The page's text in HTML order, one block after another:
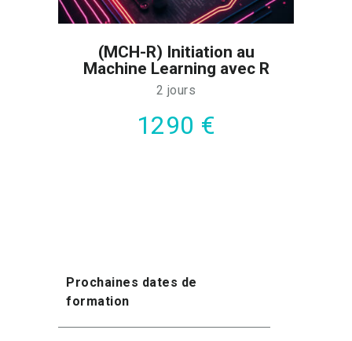
(MCH-R) Initiation au
Machine Learning avec R
2 jours
1290 €
Prochaines dates de
formation